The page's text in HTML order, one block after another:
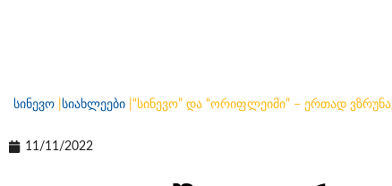
სინევო სიახლეები “სინევო” და “ორიფლეიმი” – ერთად
11/11/2022